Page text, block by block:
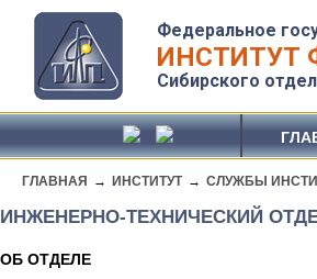
Федеральное
ИНСТИТУТ
Сибирского
ГЛАВНАЯ → ИНСТИТУТ → СЛУЖБЫ
ИНЖЕНЕРНО-ТЕХНИЧЕСКИЙ
ОБ ОТДЕЛЕ